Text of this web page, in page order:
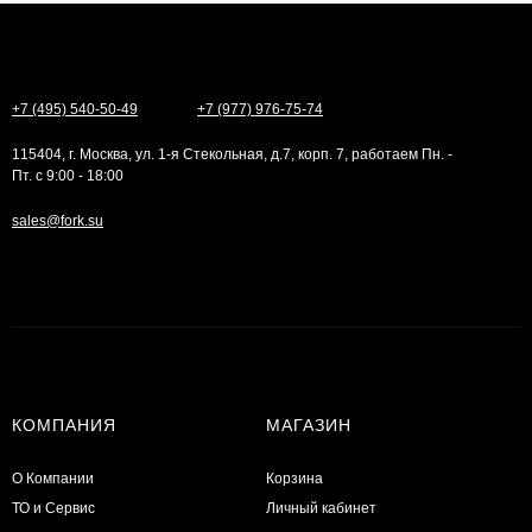
+7 (495) 540-50-49 +7 (977) 976-75-74
115404, г. Москва, ул. 1-я Стекольная, д.7, корп. 7, работаем Пн. -
Пт. с 9:00 - 18:00
sales@fork.su
КОМПАНИЯ
О Компании
ТО и Сервис
МАГАЗИН
Корзина
Личный кабинет